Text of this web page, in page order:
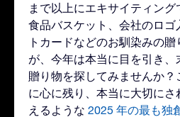
まで以上にエキサイティング
食品バスケット、会社のロゴ
トカードなどのお馴染みの
が、今年は本当に目を引き
贈り物を探してみませんか
に心に残り、本当に大切にさ
えるような 2025 年の最も独